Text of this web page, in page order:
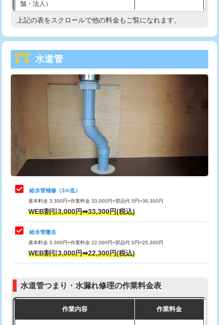
用/3ｍまで)
給水管工事※（塩ビ管（VP・HI）使
+8,800円
給水管工事※（ライニング鋼管・銅
管・ポリ管・HT管使用/3ｍまで)
給水管工事※（ライニング鋼管・銅
管・ポリ管・HT管使用/3ｍ超え)
排水管工事（土の掘削・埋め戻し作
11,000円~
排水管工事（排水管工事/3ｍまで） 55,000円
排水管工事（追加 排水管工事/3ｍ超
マス交換（土の掘削・埋め戻し作業）
マス交換（深さ50㎝未満）
マス交換（深さ50㎝以上）
コンクリート斫り（厚さ10㎝まで）
モルタル補修（厚さ10㎝超え） 38,500円
舗・法人）
高度高圧洗浄換 現地調査
トーラー機使用/3mまで
追加トーラー機使用/3m超え
33,000円
8,800円
止水・漏水調査・防水処理・清掃・修
理・調整・分解・加工など（軽作業）
11,000円
止水・漏水調査・防水処理・清掃・修
理・調整・分解・加工など（中作業）
止水・漏水調査・防水処理・清掃・修
理・調整・分解・加工など（重作業）
33,000円
その他部品の脱着
交換・取付（タンク）
式）)
式・ワンホール）)
上記の表をスクロールで他の料金もご覧になれます。
水道管
給水管補修（3ｍ迄）
基本料金 3,300円+作業料金 33,000円+部品代 0円=36,300円
WEB割引3,000円➡33,300円(税込)
給水管撤去
基本料金 3,300円+作業料金 22,000円+部品代 0円=25,300円
WEB割引3,000円➡22,300円(税込)
水道管つまり・水漏れ修理の作業料金表
作業内容 作業料金